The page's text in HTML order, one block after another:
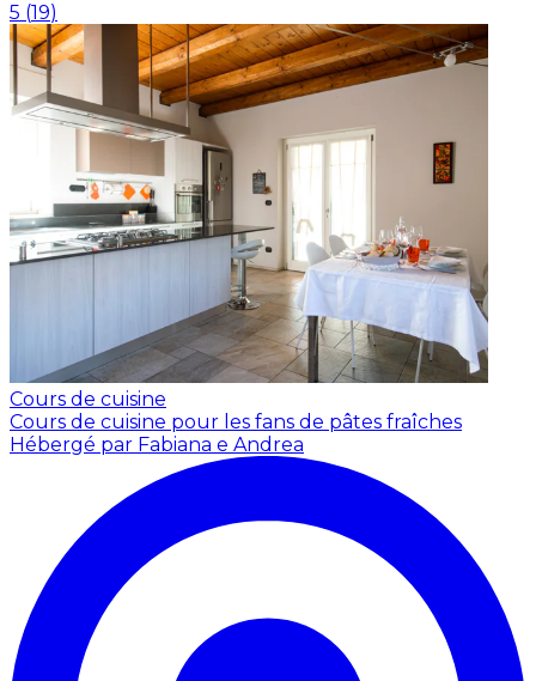
5 (19)
Cours de cuisine
Cours de cuisine pour les fans de pâtes fraîches
Hébergé par Fabiana e Andrea